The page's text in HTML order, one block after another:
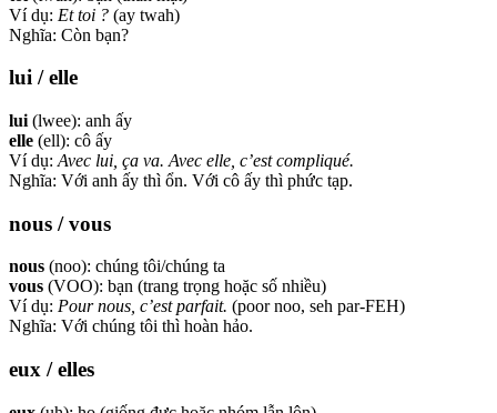
Ví dụ: Et toi ? (ay twah)
Nghĩa: Còn bạn?
lui / elle
lui (lwee): anh ấy
elle (ell): cô ấy
Ví dụ: Avec lui, ça va. Avec elle, c’est compliqué.
Nghĩa: Với anh ấy thì ổn. Với cô ấy thì phức tạp.
nous / vous
nous (noo): chúng tôi/chúng ta
vous (VOO): bạn (trang trọng hoặc số nhiều)
Ví dụ: Pour nous, c’est parfait. (poor noo, seh par-FEH)
Nghĩa: Với chúng tôi thì hoàn hảo.
eux / elles